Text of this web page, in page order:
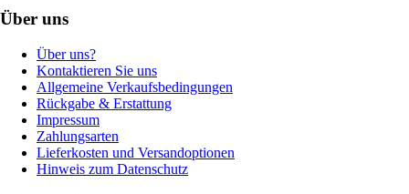
Über uns
Über uns?
Kontaktieren Sie uns
Allgemeine Verkaufsbedingungen
Rückgabe & Erstattung
Impressum
Zahlungsarten
Lieferkosten und Versandoptionen
Hinweis zum Datenschutz